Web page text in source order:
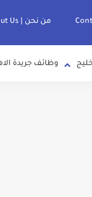
من نحن | About Us
وظائف جريدة